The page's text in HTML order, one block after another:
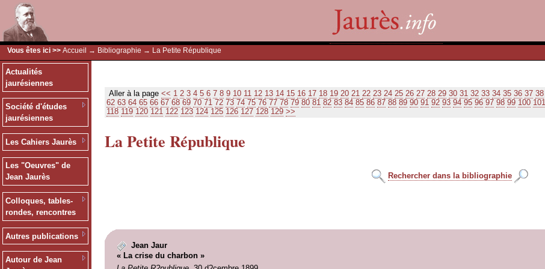
Vous êtes ici >> Accueil → Bibliographie → La Petite République
Actualités
jaurésiennes
Société d'études
jaurésiennes
Les Cahiers Jaurès
Les "Oeuvres" de
Jean Jaurès
Colloques, tables-
rondes, rencontres
Autres publications
Autour de Jean
Aller à la page << 1 2 3 4 5 6 7 8 9 10 11 12 13 14 15 16 17 18 19 20 21 22 23 24 25 26 27 28 29 30 31 32 33 34 35 36 37 38
62 63 64 65 66 67 68 69 70 71 72 73 74 75 76 77 78 79 80 81 82 83 84 85 86 87 88 89 90 91 92 93 94 95 96 97 98 99 100 101
118 119 120 121 122 123 124 125 126 127 128 129 >>
La Petite République
Rechercher dans la bibliographie
Jean Jaur
« La crise du charbon »